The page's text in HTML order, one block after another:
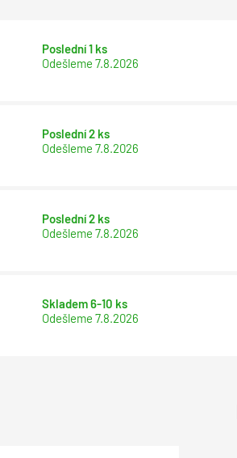
Poslední 1 ks
Odešleme 7.8.2026
Poslední 2 ks
Odešleme 7.8.2026
Poslední 2 ks
Odešleme 7.8.2026
Skladem 6-10 ks
Odešleme 7.8.2026